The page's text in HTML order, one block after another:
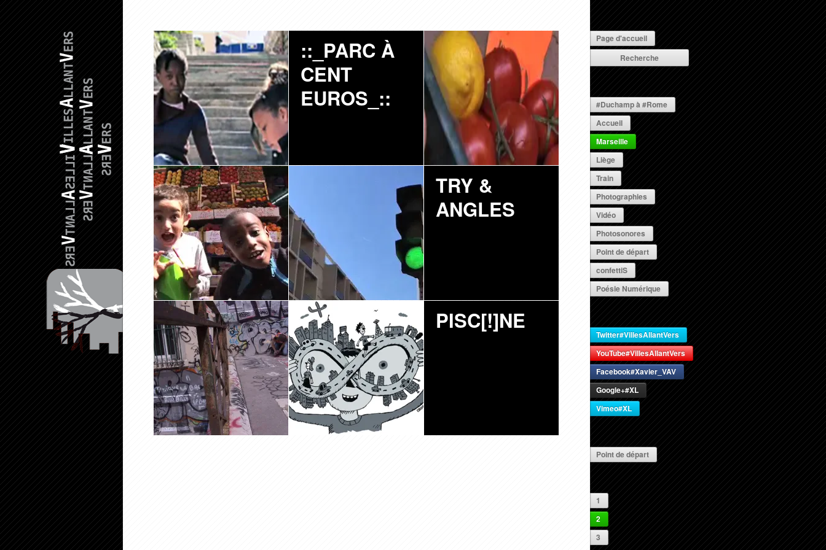
Page d'accueil
#Duchamp à #Rome
Accueil
Marseille
Liège
Train
Photographies
Vidéo
Photosonores
Point de départ
confettiS
Poésie Numérique
Twitter#VillesAllantVers
YouTube#VillesAllantVers
Facebook#Xavier_VAV
Google+#XL
Vimeo#XL
Point de départ
1
2
3
::_UN
ESCALIER
DES
MÉMOIRES_::
::_PARC À
CENT
EUROS_::
::_TOMATE
&
CITRON_::
::_LE
MARCHAND
DES
QUATRE
SAISONS_::
::_HISTOIRE
D’UN_FEU_::
TRY &
ANGLES
PANIER —
FACE À
FACE
FING
PRÉSENTE
VAV
PISC[!]NE